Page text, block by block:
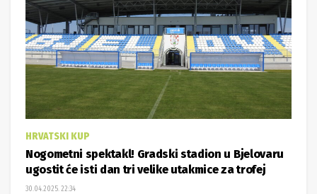
HRVATSKI KUP
Nogometni spektakl! Gradski stadion u Bjelovaru
ugostit će isti dan tri velike utakmice za trofej
30.04.2025. 22:34